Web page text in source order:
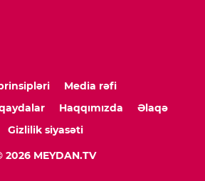
Media rəfi
Haqqımızda
Əlaqə
Gizlilik siyasəti
2026 MEYDAN.TV